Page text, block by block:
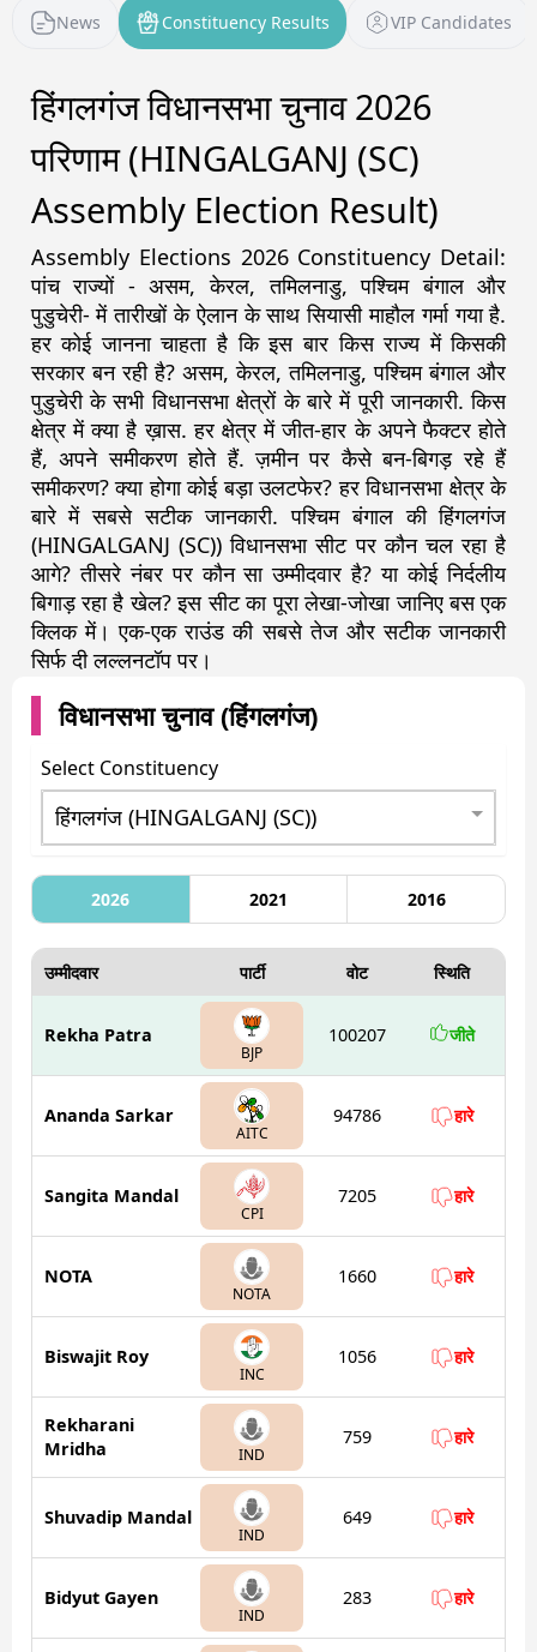
News Constituency Results VIP Candidates
हिंगलगंज विधानसभा चुनाव 2026
परिणाम (HINGALGANJ (SC)
Assembly Election Result)
Assembly Elections 2026 Constituency Detail:
पांच राज्यों - असम, केरल, तमिलनाडु, पश्चिम बंगाल और
पुडुचेरी- में तारीखों के ऐलान के साथ सियासी माहौल गर्मा गया है.
हर कोई जानना चाहता है कि इस बार किस राज्य में किसकी
सरकार बन रही है? असम, केरल, तमिलनाडु, पश्चिम बंगाल और
पुडुचेरी के सभी विधानसभा क्षेत्रों के बारे में पूरी जानकारी. किस
क्षेत्र में क्या है ख़ास. हर क्षेत्र में जीत-हार के अपने फैक्टर होते
हैं, अपने समीकरण होते हैं. ज़मीन पर कैसे बन-बिगड़ रहे हैं
समीकरण? क्या होगा कोई बड़ा उलटफेर? हर विधानसभा क्षेत्र के
बारे में सबसे सटीक जानकारी. पश्चिम बंगाल की हिंगलगंज
(HINGALGANJ (SC)) विधानसभा सीट पर कौन चल रहा है
आगे? तीसरे नंबर पर कौन सा उम्मीदवार है? या कोई निर्दलीय
बिगाड़ रहा है खेल? इस सीट का पूरा लेखा-जोखा जानिए बस एक
क्लिक में। एक-एक राउंड की सबसे तेज और सटीक जानकारी
सिर्फ दी लल्लनटॉप पर।
विधानसभा चुनाव (हिंगलगंज)
Select Constituency
2026 2021 2016
उम्मीदवार पार्टी वोट स्थिति
Rekha Patra
BJP
100207 जीते
Ananda Sarkar
AITC
94786 हारे
Sangita Mandal
CPI
7205 हारे
NOTA
NOTA
1660 हारे
Biswajit Roy
INC
1056 हारे
Rekharani
Mridha
IND
759 हारे
Shuvadip Mandal
IND
649 हारे
Bidyut Gayen
IND
283 हारे